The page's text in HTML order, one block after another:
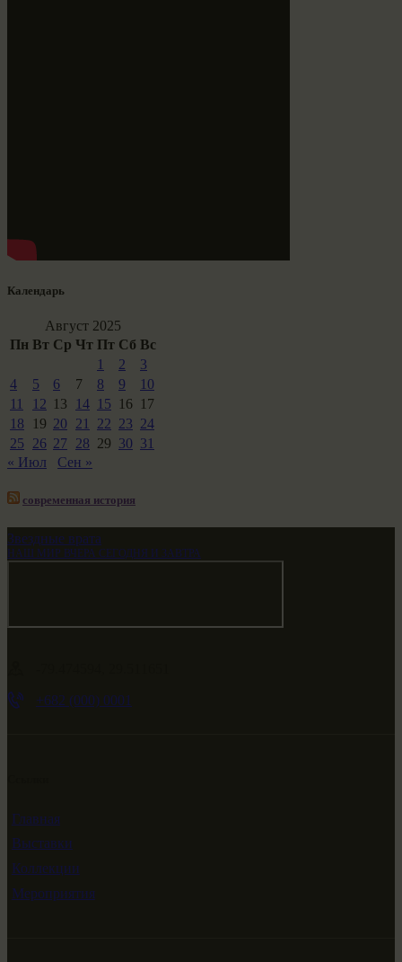
Календарь
Август 2025
Пн Вт Ср Чт Пт Сб Вс
1
2
3
4
5 6 7 8 9
10
11
12 13 14 15 16 17
18
19 20 21 22 23 24
25
26 27 28 29 30 31
« Июл
Сен »
современная история
Звездные врата
НАШ МИР ВЧЕРА СЕГОДНЯ И ЗАВТРА
+682 (000) 0001
Главная
Выставки
Коллекции
Мероприятия